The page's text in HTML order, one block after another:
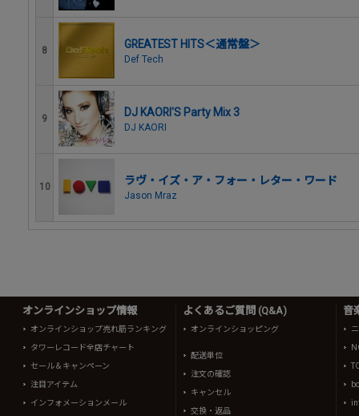
8 GREATEST HITS＜通常盤＞
Def Tech
9 DJ KAORI'S Party Mix 3
DJ KAORI
10 ラヴ・イズ・ア・フォー・レター・ワード
Jason Mraz
オンラインショップ情報
オンラインショップ売れ筋ランキング
タワーレコード全店チャート
セール＆キャンペーン
注目アイテム
インフォメーションメール
よくあるご質問 (Q&A)
オンラインショッピング
配送単位
注文の確認
キャンセル
交換・返品
音